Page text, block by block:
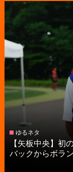
ゆるネタ
【矢板中央】初
バックからボラ